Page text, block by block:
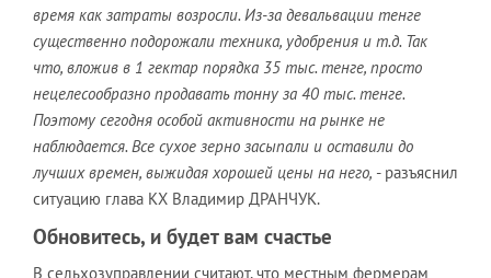
время как затраты возросли. Из-за девальвации тенге
существенно подорожали техника, удобрения и т.д. Так
что, вложив в 1 гектар порядка 35 тыс. тенге, просто
нецелесообразно продавать тонну за 40 тыс. тенге.
Поэтому сегодня особой активности на рынке не
наблюдается. Все сухое зерно засыпали и оставили до
лучших времен, выжидая хорошей цены на него, - разъяснил
ситуацию глава КХ Владимир ДРАНЧУК.
Обновитесь, и будет вам счастье
В сельхозуправлении считают, что местным фермерам